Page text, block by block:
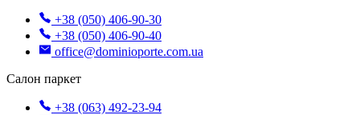
+38 (050) 406-90-30
+38 (050) 406-90-40
office@dominioporte.com.ua
Салон паркет
+38 (063) 492-23-94